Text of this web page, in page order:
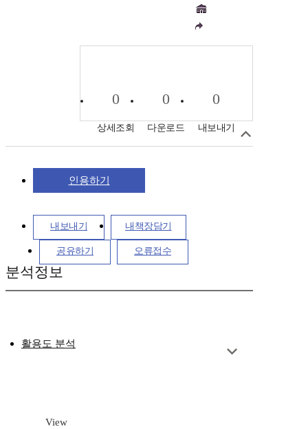
0
상세조회
0
다운로드
0
내보내기
인용하기
내보내기 내책장담기
공유하기 오류접수
분석정보
활용도 분석
View